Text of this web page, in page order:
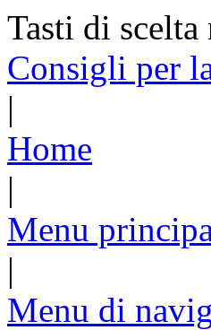
Tasti di
Consigli per
|
Home
|
Menu
|
Menu di